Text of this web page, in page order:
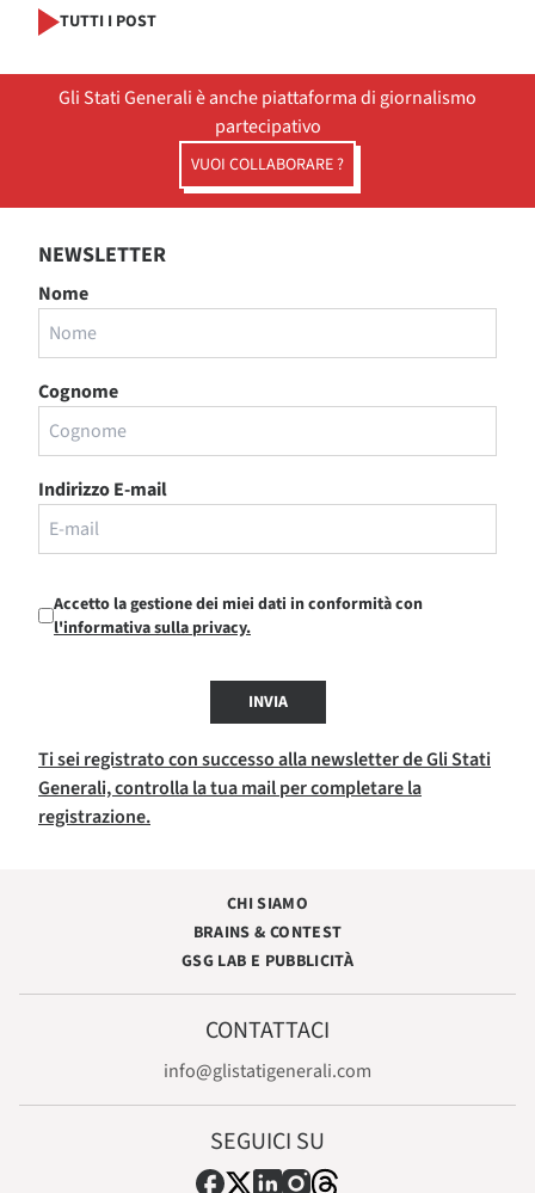
TUTTI I POST
Gli Stati Generali è anche piattaforma di giornalismo
partecipativo
VUOI COLLABORARE ?
NEWSLETTER
Nome
Cognome
Indirizzo E-mail
Accetto la gestione dei miei dati in conformità con
l'informativa sulla privacy.
INVIA
Ti sei registrato con successo alla newsletter de Gli Stati
Generali, controlla la tua mail per completare la
registrazione.
CHI SIAMO
BRAINS & CONTEST
GSG LAB E PUBBLICITÀ
CONTATTACI
info@glistatigenerali.com
SEGUICI SU